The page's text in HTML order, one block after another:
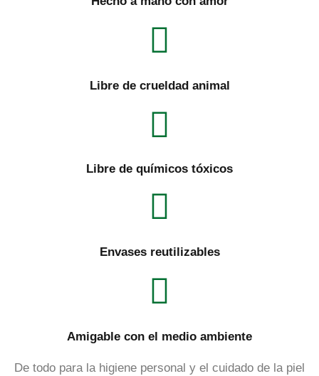
Libre de crueldad animal
Libre de químicos tóxicos
Envases reutilizables
Amigable con el medio ambiente
De todo para la higiene personal y el cuidado de la piel